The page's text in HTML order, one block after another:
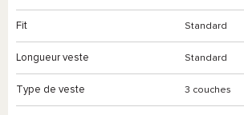
Fit Standard
Longueur veste Standard
Type de veste 3 couches